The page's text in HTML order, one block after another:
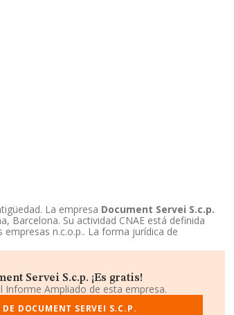
La empresa Document Servei S.c.p.
Barcelona. Su actividad CNAE está definida
n.c.o.p.. La forma jurídica de
Servei S.c.p. ¡Es gratis!
Ampliado de esta empresa.
DOCUMENT SERVEI S.C.P.